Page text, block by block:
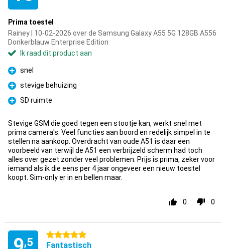
Prima toestel
Rainey | 10-02-2026 over de Samsung Galaxy A55 5G 128GB A556
Donkerblauw Enterprise Edition
Ik raad dit product aan
Pluspunt
snel
Pluspunt
stevige behuizing
Pluspunt
SD ruimte
Stevige GSM die goed tegen een stootje kan, werkt snel met
prima camera's. Veel functies aan boord en redelijk simpel in te
stellen na aankoop. Overdracht van oude A51 is daar een
voorbeeld van terwijl de A51 een verbrijzeld scherm had toch
alles over gezet zonder veel problemen. Prijs is prima, zeker voor
iemand als ik die eens per 4 jaar ongeveer een nieuw toestel
koopt. Sim-only er in en bellen maar.
0 0
,5
5 sterren
Fantastisch